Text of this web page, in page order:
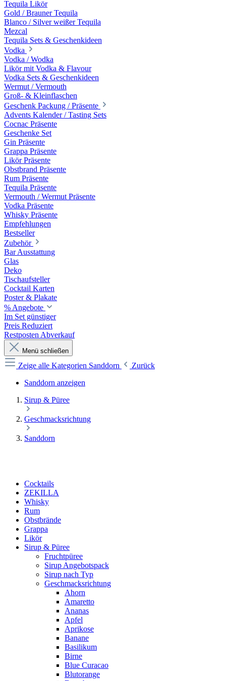
Tequila Likör
Gold / Brauner Tequila
Blanco / Silver weißer Tequila
Mezcal
Tequila Sets & Geschenkideen
Vodka
Vodka / Wodka
Likör mit Vodka & Flavour
Vodka Sets & Geschenkideen
Wermut / Vermouth
Groß- & Kleinflaschen
Geschenk Packung / Präsente
Advents Kalender / Tasting Sets
Cocnac Präsente
Geschenke Set
Gin Präsente
Grappa Präsente
Likör Präsente
Obstbrand Präsente
Rum Präsente
Tequila Präsente
Vermouth / Wermut Präsente
Vodka Präsente
Whisky Präsente
Empfehlungen
Bestseller
Zubehör
Bar Ausstattung
Glas
Deko
Tischaufsteller
Cocktail Karten
Poster & Plakate
% Angebote
Im Set günstiger
Preis Reduziert
Restposten Abverkauf
Menü schließen
Zeige alle Kategorien Sanddorn
Zurück
Sanddorn anzeigen
Sirup & Püree
Geschmacksrichtung
Sanddorn
Cocktails
ZEKILLA
Whisky
Rum
Obstbrände
Grappa
Likör
Sirup & Püree
Fruchtpüree
Sirup Angebotspack
Sirup nach Typ
Geschmacksrichtung
Ahorn
Amaretto
Ananas
Apfel
Aprikose
Banane
Basilikum
Birne
Blue Curacao
Blutorange